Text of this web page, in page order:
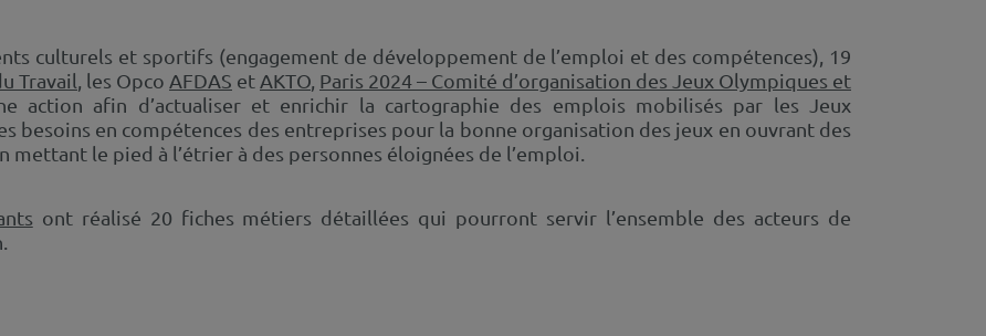
culturels et sportifs (engagement de développement de l’emploi et des compétences), 19
Travail , les Opco AFDAS et AKTO Paris 2024 – Comité d’organisation des Jeux Olympiques et
action afin d’actualiser et enrichir la cartographie des emplois mobilisés par les Jeux
besoins en compétences des entreprises pour la bonne organisation des jeux en ouvrant des
le pied à l’étrier à des personnes éloignées de l’emploi.
ont réalisé 20 fiches métiers détaillées qui pourront servir l’ensemble des acteurs de